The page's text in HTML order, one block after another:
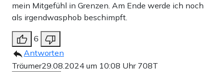
mein Mitgefühl in Grenzen. Am Ende werde ich noch
als irgendwasphob beschimpft.
6
Antworten
Träumer29.08.2024 um 10:08 Uhr 708T